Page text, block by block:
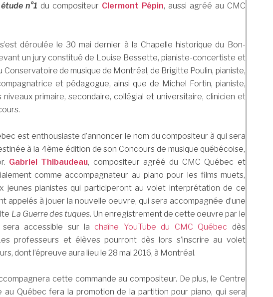
n°1 du compositeur Clermont Pépin, aussi agréé au CMC
déroulée le 30 mai dernier à la Chapelle historique du Bon-
un jury constitué de Louise Bessette, pianiste-concertiste et
Conservatoire de musique de Montréal, de Brigitte Poulin, pianiste,
et pédagogue, ainsi que de Michel Fortin, pianiste,
primaire, secondaire, collégial et universitaire, clinicien et
est enthousiaste d’annoncer le nom du compositeur à qui sera
à la 4ème édition de son Concours de musique québécoise,
Gabriel Thibaudeau, compositeur agréé du CMC Québec et
comme accompagnateur au piano pour les films muets,
jeunes pianistes qui participeront au volet interprétation de ce
appelés à jouer la nouvelle oeuvre, qui sera accompagnée d’une
La Guerre des tuques. Un enregistrement de cette oeuvre par le
sera accessible sur lachaîne YouTube du CMC Québec dès
professeurs et élèves pourront dès lors s’inscrire au volet
dont l’épreuve aura lieu le 28 mai 2016, à Montréal.
cette commande au compositeur. De plus, le Centre
au Québec fera la promotion de la partition pour piano, qui sera